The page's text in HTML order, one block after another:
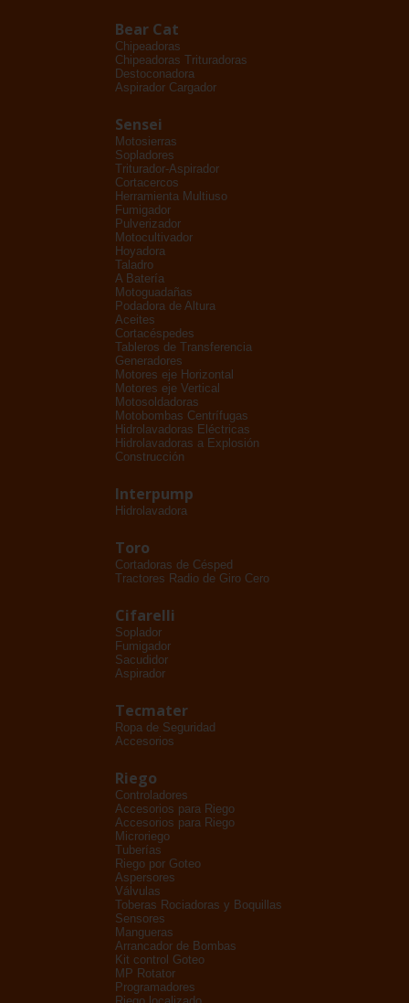
Bear Cat
Chipeadoras
Chipeadoras Trituradoras
Destoconadora
Aspirador Cargador
Sensei
Motosierras
Sopladores
Triturador-Aspirador
Cortacercos
Herramienta Multiuso
Fumigador
Pulverizador
Motocultivador
Hoyadora
Taladro
A Batería
Motoguadañas
Podadora de Altura
Aceites
Cortacéspedes
Tableros de Transferencia
Generadores
Motores eje Horizontal
Motores eje Vertical
Motosoldadoras
Motobombas Centrífugas
Hidrolavadoras Eléctricas
Hidrolavadoras a Explosión
Construcción
Interpump
Hidrolavadora
Toro
Cortadoras de Césped
Tractores Radio de Giro Cero
Cifarelli
Soplador
Fumigador
Sacudidor
Aspirador
Tecmater
Ropa de Seguridad
Accesorios
Riego
Controladores
Accesorios para Riego
Accesorios para Riego
Microriego
Tuberías
Riego por Goteo
Aspersores
Válvulas
Toberas Rociadoras y Boquillas
Sensores
Mangueras
Arrancador de Bombas
Kit control Goteo
MP Rotator
Programadores